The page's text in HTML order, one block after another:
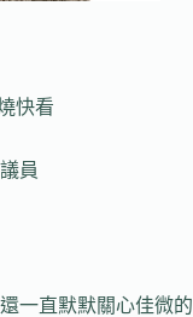
快看
員
一直默默關心佳微的